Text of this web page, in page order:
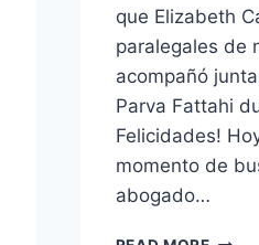
que Elizabeth
paralegales de
acompañó
Parva Fattahi
Felicidades!
momento de
abogado…